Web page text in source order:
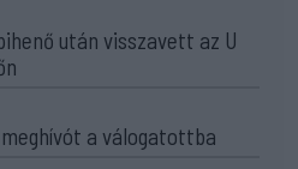
után visszavett az U
a válogatottba